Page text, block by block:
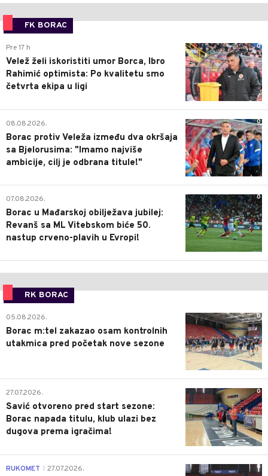
FK BORAC
0
Pre 17 h
Velež želi iskoristiti umor Borca, Ibro
Rahimić optimista: Po kvalitetu smo
četvrta ekipa u ligi
0
08.08.2026.
Borac protiv Veleža između dva okršaja
sa Bjelorusima: "Imamo najviše
ambicije, cilj je odbrana titule!"
0
07.08.2026.
Borac u Mađarskoj obilježava jubilej:
Revanš sa ML Vitebskom biće 50.
nastup crveno-plavih u Evropi!
RK BORAC
0
05.08.2026.
Borac m:tel zakazao osam kontrolnih
utakmica pred početak nove sezone
0
27.07.2026.
Savić otvoreno pred start sezone:
Borac napada titulu, klub ulazi bez
dugova prema igračima!
0
RUKOMET 27.07.2026.